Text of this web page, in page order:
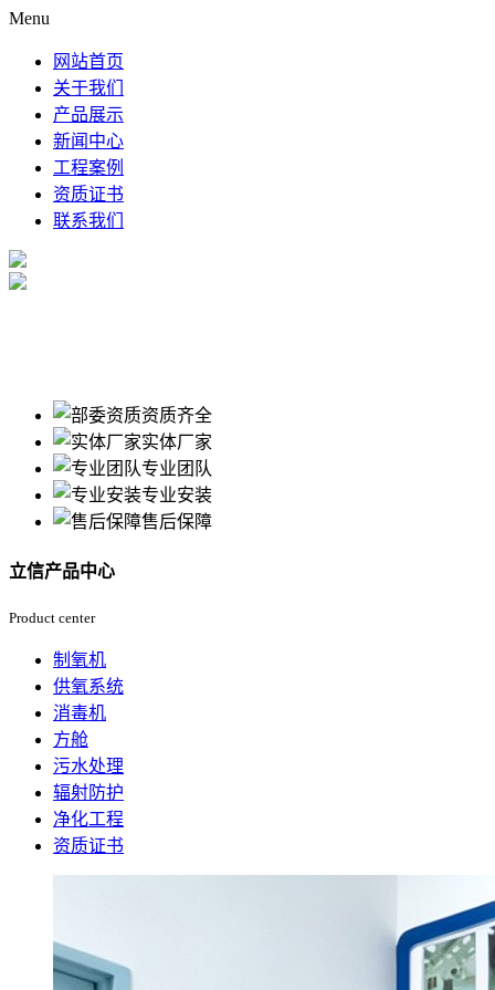
Menu
网站首页
关于我们
产品展示
新闻中心
工程案例
资质证书
联系我们
资质齐全
实体厂家
专业团队
专业安装
售后保障
立信产品中心
Product center
制氧机
供氧系统
消毒机
方舱
污水处理
辐射防护
净化工程
资质证书